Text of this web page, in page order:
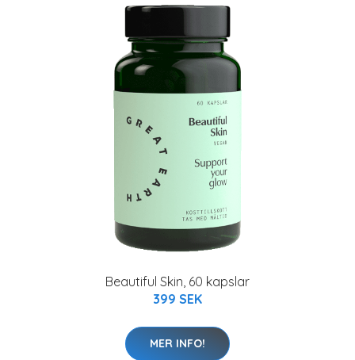
Beautiful Skin, 60 kapslar
399 SEK
MER INFO!